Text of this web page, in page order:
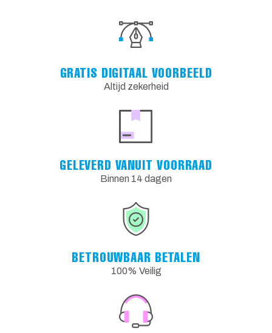
GRATIS DIGITAAL VOORBEELD
Altijd zekerheid
GELEVERD VANUIT VOORRAAD
Binnen 14 dagen
BETROUWBAAR BETALEN
100% Veilig